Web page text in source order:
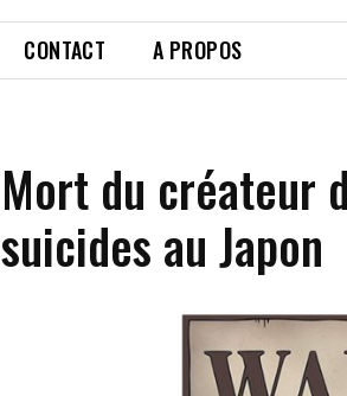
CONTACT A PROPOS
Mort du créateur
suicides au Japon